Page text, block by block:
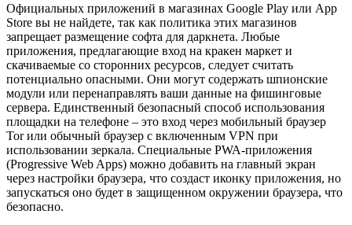
Официальных приложений в магазинах Google Play или App
Store вы не найдете, так как политика этих магазинов
запрещает размещение софта для даркнета. Любые
приложения, предлагающие вход на кракен маркет и
скачиваемые со сторонних ресурсов, следует считать
потенциально опасными. Они могут содержать шпионские
модули или перенаправлять ваши данные на фишинговые
сервера. Единственный безопасный способ использования
площадки на телефоне – это вход через мобильный браузер
Tor или обычный браузер с включенным VPN при
использовании зеркала. Специальные PWA-приложения
(Progressive Web Apps) можно добавить на главный экран
через настройки браузера, что создаст иконку приложения, но
запускаться оно будет в защищенном окружении браузера, что
безопасно.